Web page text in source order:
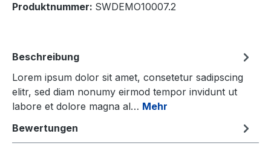
Produktnummer: SWDEMO10007.2
Beschreibung
Lorem ipsum dolor sit amet, consetetur sadipscing
elitr, sed diam nonumy eirmod tempor invidunt ut
labore et dolore magna al… Mehr
Bewertungen